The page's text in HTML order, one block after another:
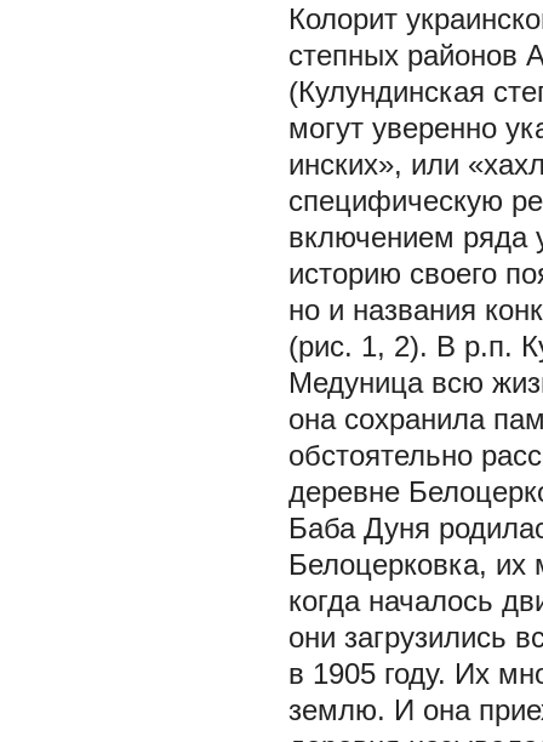
Колорит
степных районов
(Кулундинская
могут уверенно
инских», или
специфическую
включением ряда
историю своего
но и названия
(рис. 1, 2). В р.п.
Медуница всю
она сохранила
обстоятельно
деревне
Баба Дуня
Белоцерковка, их
когда началось
они загрузились
в 1905 году. Их
землю. И она